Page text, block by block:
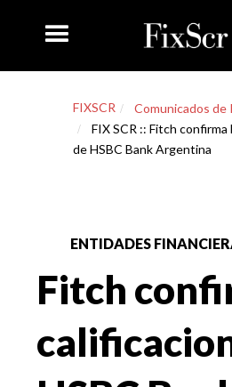
FIXSCR
Comunicados de
FIX SCR :: Fitch
de HSBC Bank Argentina
ENTIDADES
Fitch